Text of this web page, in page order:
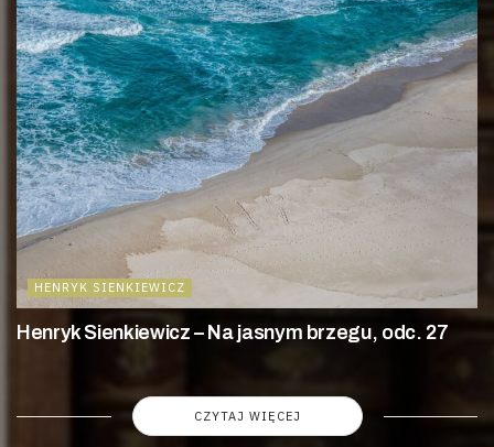
HENRYK SIENKIEWICZ
Henryk Sienkiewicz – Na jasnym brzegu, odc. 27
CZYTAJ WIĘCEJ